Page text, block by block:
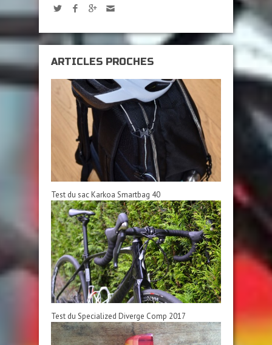
ARTICLES PROCHES
Test du sac Karkoa Smartbag 40
Test du Specialized Diverge Comp 2017